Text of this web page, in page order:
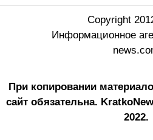
Copyright
Информационное
При копировании
сайт обязательна.
2022.